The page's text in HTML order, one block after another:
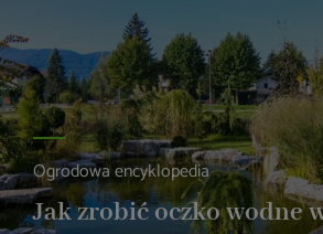
Ogrodowa encyklopedia
Jak zrobić oczko wodne